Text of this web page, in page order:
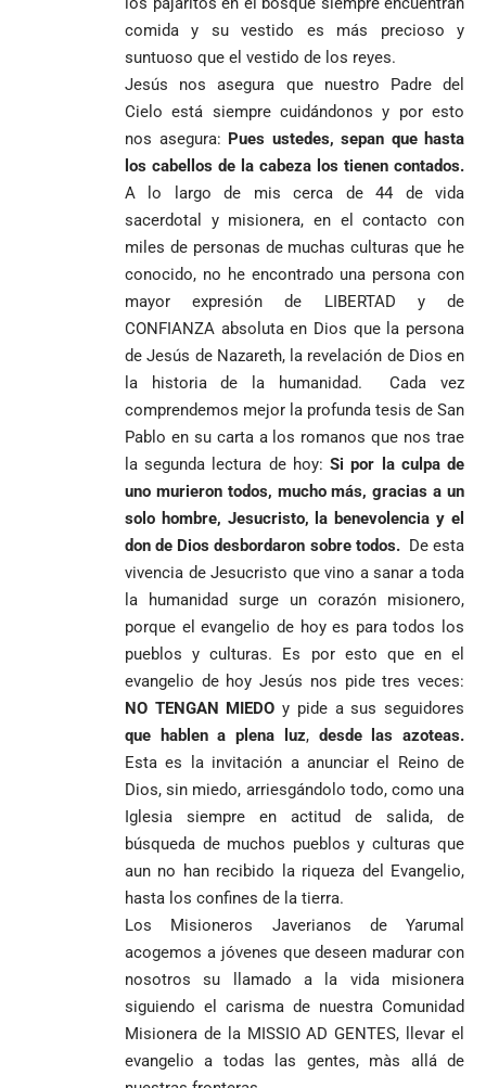
comida y su vestido es más precioso y
suntuoso que el vestido de los reyes.
Jesús nos asegura que nuestro Padre del
Cielo está siempre cuidándonos y por esto
nos asegura: Pues ustedes, sepan que hasta
los cabellos de la cabeza los tienen contados.
A lo largo de mis cerca de 44 de vida
sacerdotal y misionera, en el contacto con
miles de personas de muchas culturas que he
conocido, no he encontrado una persona con
mayor expresión de LIBERTAD y de
CONFIANZA absoluta en Dios que la persona
de Jesús de Nazareth, la revelación de Dios en
la historia de la humanidad. Cada vez
comprendemos mejor la profunda tesis de San
Pablo en su carta a los romanos que nos trae
la segunda lectura de hoy:Si por la culpa de
uno murieron todos, mucho más, gracias a un
solo hombre, Jesucristo, la benevolencia y el
don de Dios desbordaron sobre todos. De esta
vivencia de Jesucristo que vino a sanar a toda
la humanidad surge un corazón misionero,
porque el evangelio de hoy es para todos los
pueblos y culturas. Es por esto que en el
evangelio de hoy Jesús nos pide tres veces:
NO TENGAN MIEDO y pide a sus seguidores
que hablen a plena luz, desde las azoteas.
Esta es la invitación a anunciar el Reino de
Dios, sin miedo, arriesgándolo todo, como una
Iglesia siempre en actitud de salida, de
búsqueda de muchos pueblos y culturas que
aun no han recibido la riqueza del Evangelio,
hasta los confines de la tierra.
Los Misioneros Javerianos de Yarumal
acogemos a jóvenes que deseen madurar con
nosotros su llamado a la vida misionera
siguiendo el carisma de nuestra Comunidad
Misionera de la MISSIO AD GENTES, llevar el
evangelio a todas las gentes, màs allá de